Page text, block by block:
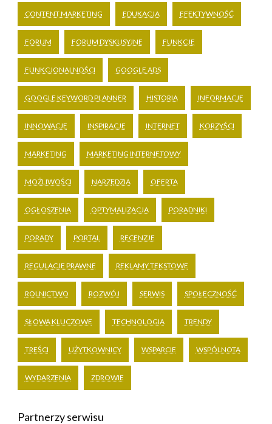
CONTENT MARKETING EDUKACJA EFEKTYWNOŚĆ
FORUM FORUM DYSKUSYJNE FUNKCJE
FUNKCJONALNOŚCI GOOGLE ADS
GOOGLE KEYWORD PLANNER HISTORIA INFORMACJE
INNOWACJE INSPIRACJE INTERNET KORZYŚCI
MARKETING MARKETING INTERNETOWY
MOŻLIWOŚCI NARZĘDZIA OFERTA
OGŁOSZENIA OPTYMALIZACJA PORADNIKI
PORADY PORTAL RECENZJE
REGULACJE PRAWNE REKLAMY TEKSTOWE
ROLNICTWO ROZWÓJ SERWIS SPOŁECZNOŚĆ
SŁOWA KLUCZOWE TECHNOLOGIA TRENDY
TREŚCI UŻYTKOWNICY WSPARCIE WSPÓLNOTA
WYDARZENIA ZDROWIE
Partnerzy serwisu